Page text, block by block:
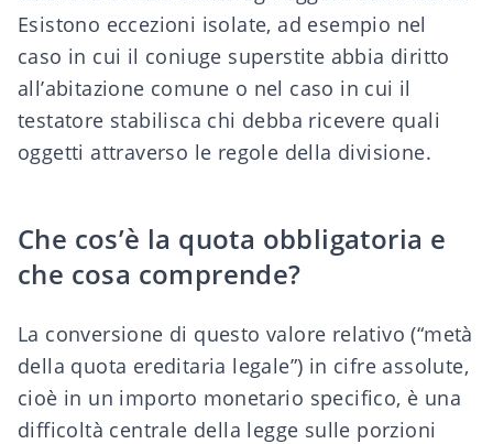
Esistono eccezioni isolate, ad esempio nel
caso in cui il coniuge superstite abbia diritto
all’abitazione comune o nel caso in cui il
testatore stabilisca chi debba ricevere quali
oggetti attraverso le regole della divisione.
Che cos’è la quota obbligatoria e
che cosa comprende?
La conversione di questo valore relativo (“metà
della quota ereditaria legale”) in cifre assolute,
cioè in un importo monetario specifico, è una
difficoltà centrale della legge sulle porzioni